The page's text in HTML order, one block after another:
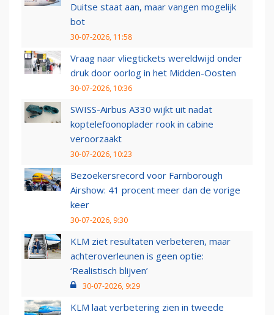
Duitse staat aan, maar vangen mogelijk
bot
30-07-2026, 11:58
Vraag naar vliegtickets wereldwijd onder
druk door oorlog in het Midden-Oosten
30-07-2026, 10:36
SWISS-Airbus A330 wijkt uit nadat
koptelefoonoplader rook in cabine
veroorzaakt
30-07-2026, 10:23
Bezoekersrecord voor Farnborough
Airshow: 41 procent meer dan de vorige
keer
30-07-2026, 9:30
KLM ziet resultaten verbeteren, maar
achteroverleunen is geen optie:
‘Realistisch blijven’
30-07-2026, 9:29
KLM laat verbetering zien in tweede